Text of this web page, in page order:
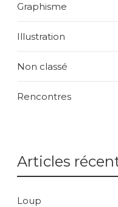
Graphisme
Illustration
Non classé
Rencontres
Articles
Loup